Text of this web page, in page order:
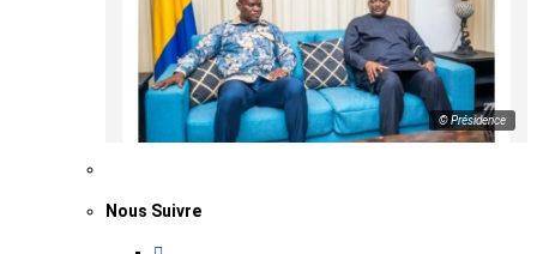
© Présidence
Nous Suivre